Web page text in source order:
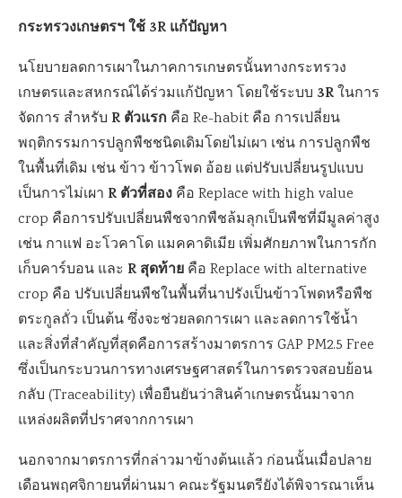
กระทรวงเกษตรฯ ใช้3R แก้ปัญหา
นโยบายลดการเผาในภาคการเกษตรนั้นทางกระทรวง
เกษตรและสหกรณ์ได้ร่วมแก้ปัญหา โดยใช้ระบบ 3Rในการ
จัดการ สำหรับ R ตัวแรก คือ Re-habit คือ การเปลี่ยน
พฤติกรรมการปลูกพืชชนิดเดิมโดยไม่เผา เช่น การปลูกพืช
ในพื้นที่เดิม เช่น ข้าว ข้าวโพด อ้อย แต่ปรับเปลี่ยนรูปแบบ
เป็นการไม่เผา R ตัวที่สอง คือ Replace with high value
crop คือการปรับเปลี่ยนพืชจากพืชล้มลุกเป็นพืชที่มีมูลค่าสูง
เช่น กาแฟ อะโวคาโด แมคคาดิเมีย เพิ่มศักยภาพในการกัก
เก็บคาร์บอน และ R สุดท้าย คือ Replace with alternative
crop คือ ปรับเปลี่ยนพืชในพื้นที่นาปรังเป็นข้าวโพดหรือพืช
ตระกูลถั่ว เป็นต้น ซึ่งจะช่วยลดการเผา และลดการใช้น้ำ
และสิ่งที่สำคัญที่สุดคือการสร้างมาตรการ GAP PM2.5 Free
ซึ่งเป็นกระบวนการทางเศรษฐศาสตร์ในการตรวจสอบย้อน
กลับ (Traceability) เพื่อยืนยันว่าสินค้าเกษตรนั้นมาจาก
แหล่งผลิตที่ปราศจากการเผา
นอกจากมาตรการที่กล่าวมาข้างต้นแล้ว ก่อนนั้นเมื่อปลาย
เดือนพฤศจิกายนที่ผ่านมา คณะรัฐมนตรียังได้พิจารณาเห็น